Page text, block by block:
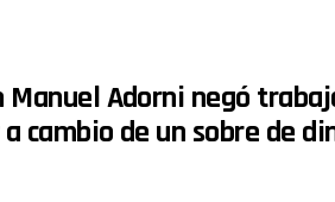
Adorni negó
cambio de un sobre de